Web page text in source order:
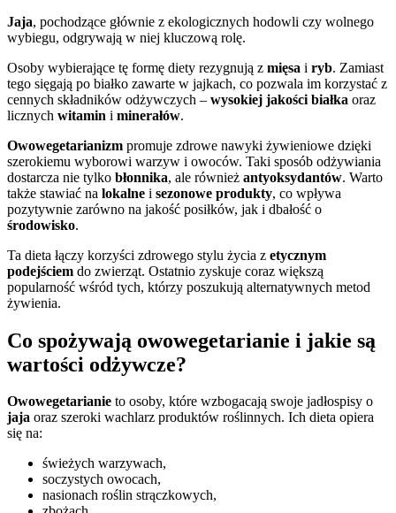
Jaja, pochodzące głównie z ekologicznych hodowli czy wolnego
wybiegu, odgrywają w niej kluczową rolę.
Osoby wybierające tę formę diety rezygnują z mięsa i ryb. Zamiast
tego sięgają po białko zawarte w jajkach, co pozwala im korzystać z
cennych składników odżywczych – wysokiej jakości białka oraz
licznych witamin i minerałów.
Owowegetarianizm promuje zdrowe nawyki żywieniowe dzięki
szerokiemu wyborowi warzyw i owoców. Taki sposób odżywiania
dostarcza nie tylko błonnika, ale również antyoksydantów. Warto
także stawiać na lokalne i sezonowe produkty, co wpływa
pozytywnie zarówno na jakość posiłków, jak i dbałość o
środowisko.
Ta dieta łączy korzyści zdrowego stylu życia z etycznym
podejściem do zwierząt. Ostatnio zyskuje coraz większą
popularność wśród tych, którzy poszukują alternatywnych metod
żywienia.
Co spożywają owowegetarianie i jakie są
wartości odżywcze?
Owowegetarianie to osoby, które wzbogacają swoje jadłospisy o
jaja oraz szeroki wachlarz produktów roślinnych. Ich dieta opiera
się na:
świeżych warzywach,
soczystych owocach,
nasionach roślin strączkowych,